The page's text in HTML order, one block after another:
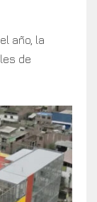
año, la
de